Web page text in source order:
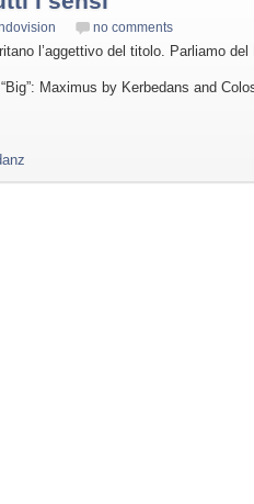
no comments
l’aggettivo del titolo. Parliamo
Maximus by Kerbedans and